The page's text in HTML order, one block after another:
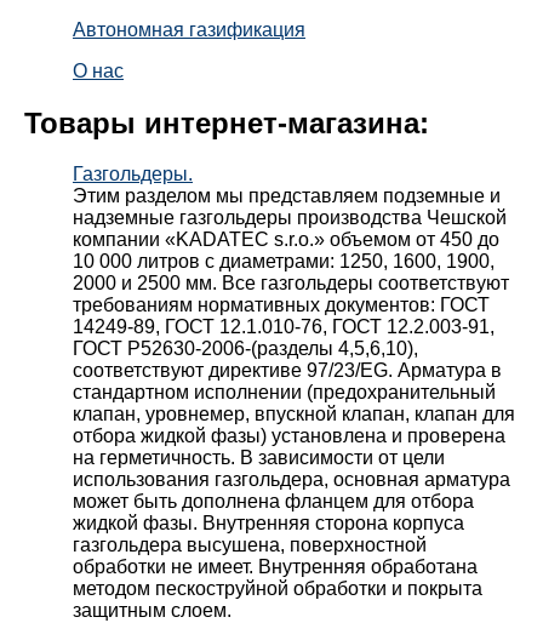
Автономная газификация
О нас
Товары интернет-магазина:
Газгольдеры.
Этим разделом мы представляем подземные и
надземные газгольдеры производства Чешской
компании «KADATEC s.r.o.» объемом от 450 до
10 000 литров с диаметрами: 1250, 1600, 1900,
2000 и 2500 мм. Все газгольдеры соответствуют
требованиям нормативных документов: ГОСТ
14249-89, ГОСТ 12.1.010-76, ГОСТ 12.2.003-91,
ГОСТ Р52630-2006-(разделы 4,5,6,10),
соответствуют директиве 97/23/EG. Арматура в
стандартном исполнении (предохранительный
клапан, уровнемер, впускной клапан, клапан для
отбора жидкой фазы) установлена и проверена
на герметичность. В зависимости от цели
использования газгольдера, основная арматура
может быть дополнена фланцем для отбора
жидкой фазы. Внутренняя сторона корпуса
газгольдера высушена, поверхностной
обработки не имеет. Внутренняя обработана
методом пескоструйной обработки и покрыта
защитным слоем.